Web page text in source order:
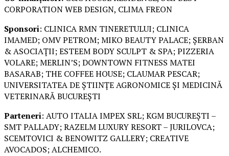
CORPORATION WEB DESIGN, CLIMA FREON
Sponsori: CLINICA RMN TINERETULUI; CLINICA
IMAMED; OMV PETROM; MIKO BEAUTY PALACE; ȘERBAN
& ASOCIAȚII; ESTEEM BODY SCULPT & SPA; PIZZERIA
VOLARE; MERLIN’S; DOWNTOWN FITNESS MATEI
BASARAB; THE COFFEE HOUSE; CLAUMAR PESCAR;
UNIVERSITATEA DE ȘTIINȚE AGRONOMICE ȘI MEDICINĂ
VETERINARĂ BUCUREȘTI
Parteneri: AUTO ITALIA IMPEX SRL; KGM BUCUREȘTI –
SMT PALLADY; RAZELM LUXURY RESORT – JURILOVCA;
SCEMTOVICI & BENOWITZ GALLERY; CREATIVE
AVOCADOS; ALCHEMICO.